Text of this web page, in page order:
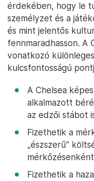
érdekében, hogy le
személyzet és a
és mint jelentős
fennmaradhasson. A
vonatkozó
kulcsfontosságú
A Chelsea
alkalmazott
az edzői stábot
Fizethetik a
„észszerű”
Fizethetik a